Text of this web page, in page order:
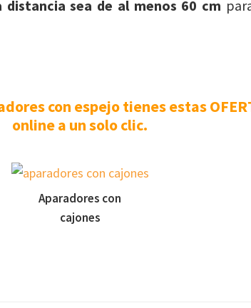
distancia sea de al menos 60 cm
con espejo tienes estas
online a un solo clic.
Aparadores con
cajones